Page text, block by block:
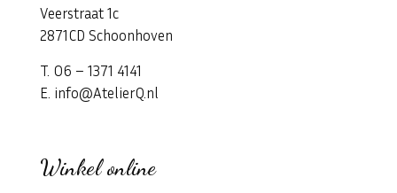
Veerstraat 1c
2871CD Schoonhoven
T. 06 – 1371 4141
E. info@AtelierQ.nl
Winkel online